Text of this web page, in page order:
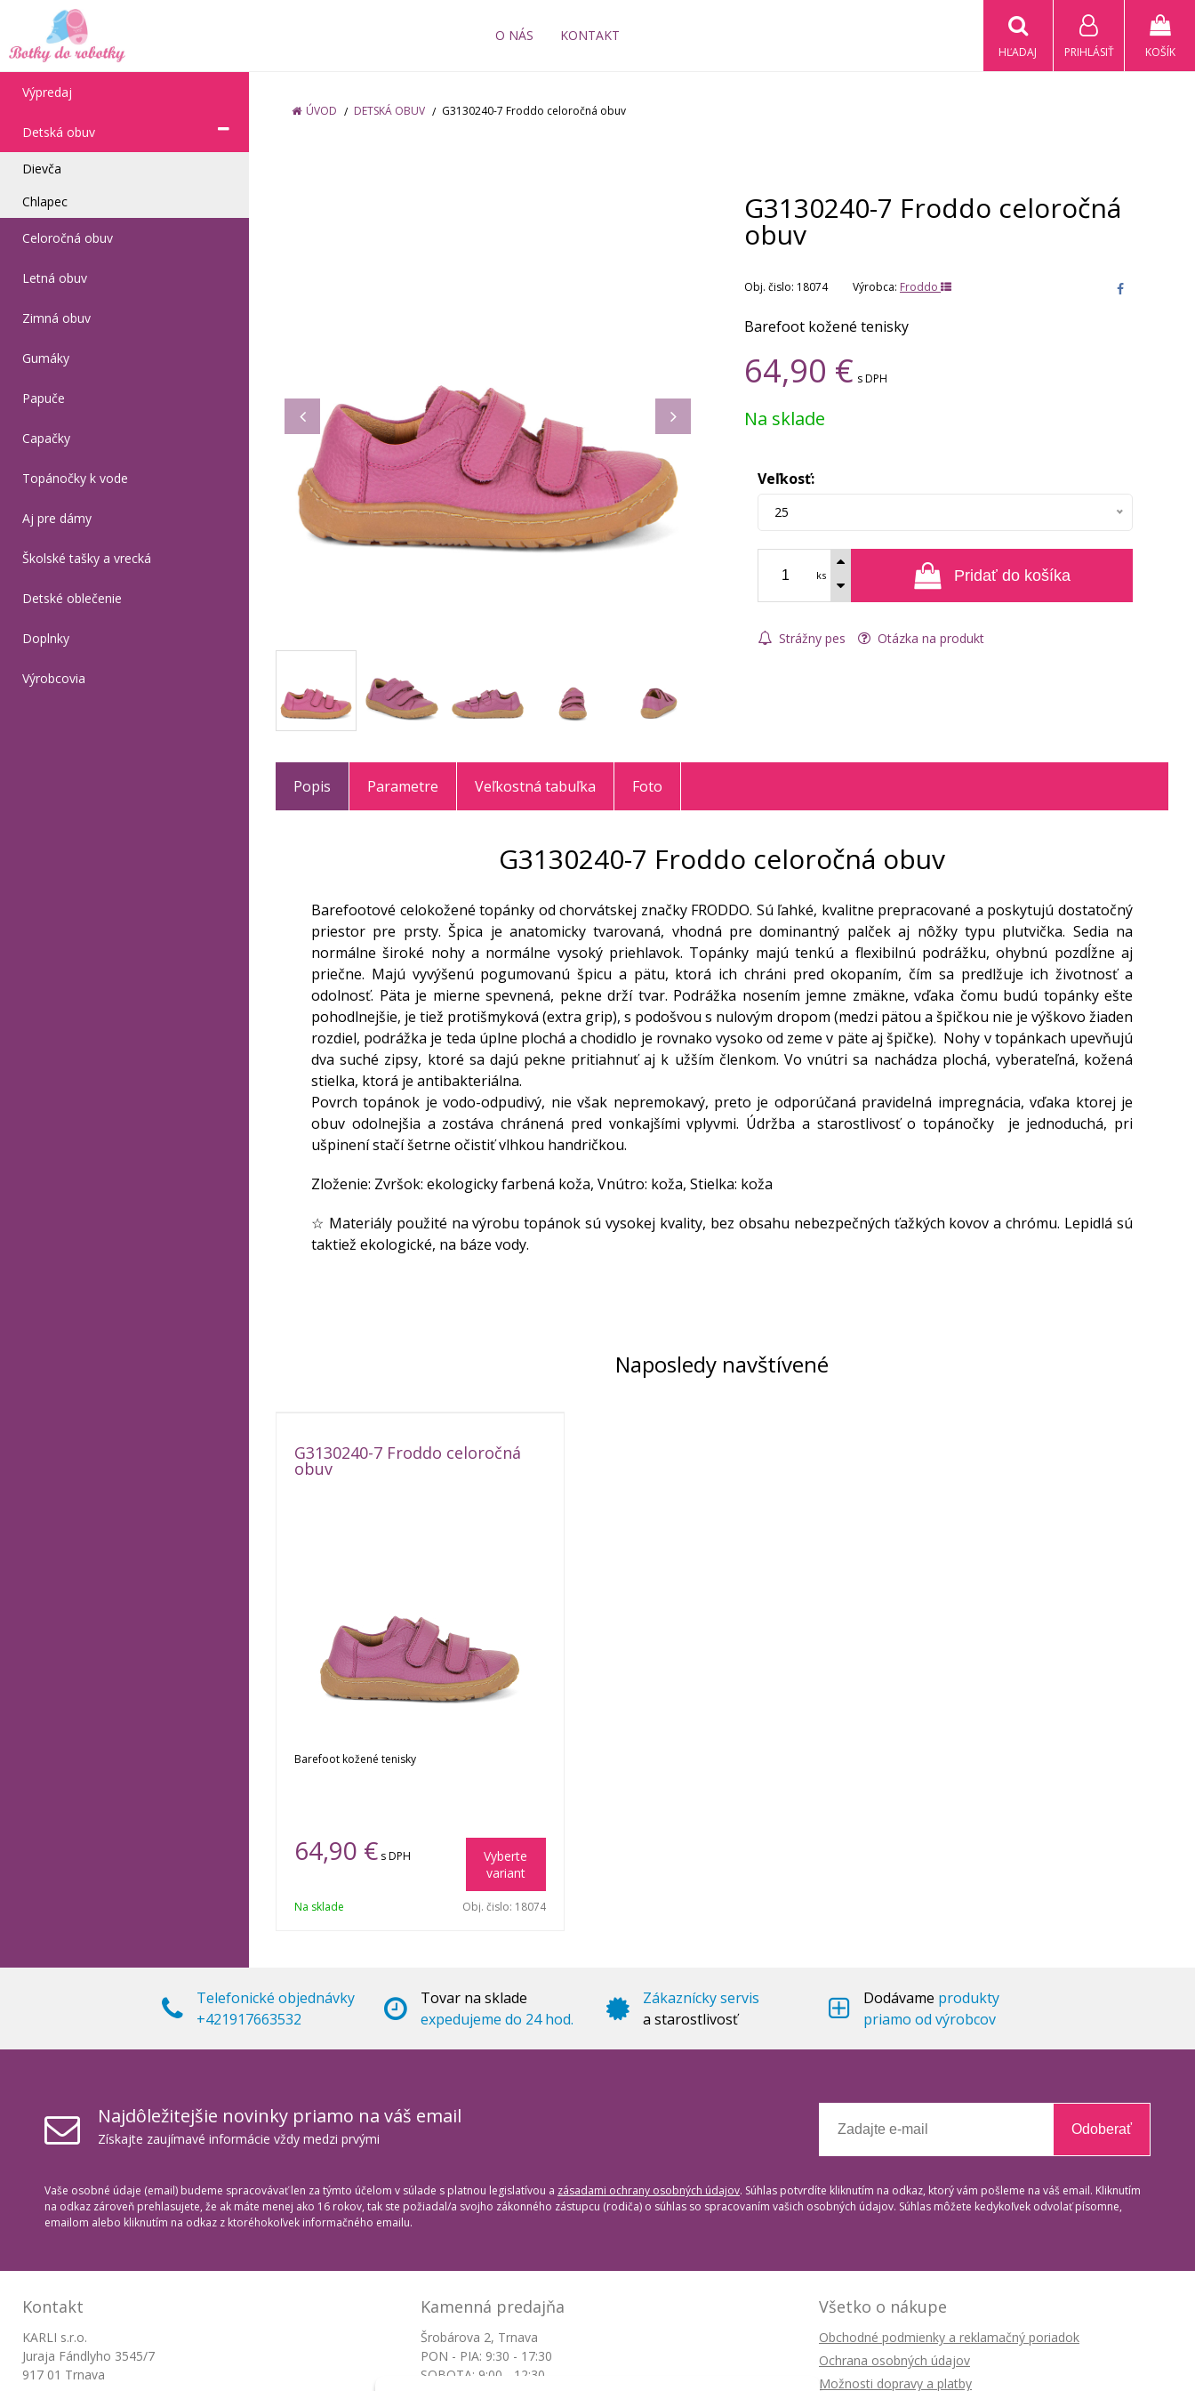
O NÁS KONTAKT
KOŠÍK
PRIHLÁSIŤ
HĽADAJ
Výpredaj
Detská obuv
Dievča
Chlapec
Celoročná obuv
Letná obuv
Zimná obuv
Gumáky
Papuče
Capačky
Topánočky k vode
Aj pre dámy
Školské tašky a vrecká
Detské oblečenie
Doplnky
Výrobcovia
ÚVOD DETSKÁ OBUV G3130240-7 Froddo celoročná obuv
G3130240-7 Froddo celoročná
obuv
Obj. čislo: 18074 Výrobca: Froddo
Barefoot kožené tenisky
64,90 € s DPH
Na sklade
Veľkosť:
25
ks Pridať do košíka
Strážny pes Otázka na produkt
Popis Parametre Veľkostná tabuľka Foto
G3130240-7 Froddo celoročná obuv
Barefootové celokožené topánky od chorvátskej značky FRODDO. Sú ľahké, kvalitne prepracované a poskytujú dostatočný
priestor pre prsty. Špica je anatomicky tvarovaná, vhodná pre dominantný palček aj nôžky typu plutvička. Sedia na
normálne široké nohy a normálne vysoký priehlavok. Topánky majú tenkú a flexibilnú podrážku, ohybnú pozdĺžne aj
priečne. Majú vyvýšenú pogumovanú špicu a pätu, ktorá ich chráni pred okopaním, čím sa predlžuje ich životnosť a
odolnosť. Päta je mierne spevnená, pekne drží tvar. Podrážka nosením jemne zmäkne, vďaka čomu budú topánky ešte
pohodlnejšie, je tiež protišmyková (extra grip), s podošvou s nulovým dropom (medzi pätou a špičkou nie je výškovo žiaden
rozdiel, podrážka je teda úplne plochá a chodidlo je rovnako vysoko od zeme v päte aj špičke). Nohy v topánkach upevňujú
dva suché zipsy, ktoré sa dajú pekne pritiahnuť aj k užším členkom. Vo vnútri sa nachádza plochá, vyberateľná, kožená
stielka, ktorá je antibakteriálna.
Povrch topánok je vodo-odpudivý, nie však nepremokavý, preto je odporúčaná pravidelná impregnácia, vďaka ktorej je
obuv odolnejšia a zostáva chránená pred vonkajšími vplyvmi. Údržba a starostlivosť o topánočky je jednoduchá, pri
ušpinení stačí šetrne očistiť vlhkou handričkou.
Zloženie: Zvršok: ekologicky farbená koža, Vnútro: koža, Stielka: koža
☆ Materiály použité na výrobu topánok sú vysokej kvality, bez obsahu nebezpečných ťažkých kovov a chrómu. Lepidlá sú
taktiež ekologické, na báze vody.
Naposledy navštívené
G3130240-7 Froddo celoročná
obuv
Barefoot kožené tenisky
64,90 € s DPH
Vyberte
variant
Na sklade Obj. čislo: 18074
Telefonické objednávky
+421917663532
Tovar na sklade
expedujeme do 24 hod.
Zákaznícky servis
a starostlivosť
Dodávame produkty
priamo od výrobcov
Najdôležitejšie novinky priamo na váš email
Získajte zaujímavé informácie vždy medzi prvými
Odoberať
Vaše osobné údaje (email) budeme spracovávať len za týmto účelom v súlade s platnou legislatívou a zásadami ochrany osobných údajov. Súhlas potvrdíte kliknutím na odkaz, ktorý vám pošleme na váš email. Kliknutím
na odkaz zároveň prehlasujete, že ak máte menej ako 16 rokov, tak ste požiadal/a svojho zákonného zástupcu (rodiča) o súhlas so spracovaním vašich osobných údajov. Súhlas môžete kedykoľvek odvolať písomne,
emailom alebo kliknutím na odkaz z ktoréhokoľvek informačného emailu.
Kontakt
KARLI s.r.o.
Juraja Fándlyho 3545/7
917 01 Trnava
Kamenná predajňa
Šrobárova 2, Trnava
PON - PIA: 9:30 - 17:30
SOBOTA: 9:00 - 12:30
Všetko o nákupe
Obchodné podmienky a reklamačný poriadok
Ochrana osobných údajov
Možnosti dopravy a platby